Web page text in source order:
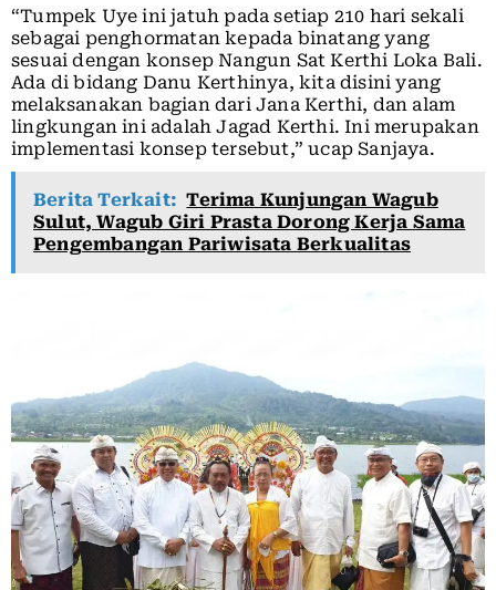
“Tumpek Uye ini jatuh pada setiap 210 hari sekali
sebagai penghormatan kepada binatang yang
sesuai dengan konsep Nangun Sat Kerthi Loka Bali.
Ada di bidang Danu Kerthinya, kita disini yang
melaksanakan bagian dari Jana Kerthi, dan alam
lingkungan ini adalah Jagad Kerthi. Ini merupakan
implementasi konsep tersebut,” ucap Sanjaya.
Berita Terkait: Terima Kunjungan Wagub
Sulut, Wagub Giri Prasta Dorong Kerja Sama
Pengembangan Pariwisata Berkualitas